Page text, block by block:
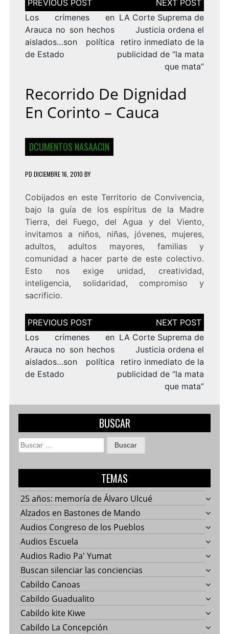
de
entradas
Los crímenes en
Arauca no son hechos
aislados…son política
de Estado
LA Corte Suprema de
Justicia ordena el
retiro inmediato de la
publicidad de “la mata
que mata”
Recorrido De Dignidad
En Corinto – Cauca
DCUMENTOS NASAACIN
PD DICIEMBRE 16, 2010 BY
Cobijados en este Territorio de Convivencia,
bajo la guía de los espíritus de la Madre
Tierra, del Fuego, del Agua y del Viento,
invitamos a niños, niñas, jóvenes, mujeres,
adultos, adultos mayores, familias y
comunidad a hacer parte de este colectivo.
Esto nos exige unidad, creatividad,
inteligencia, solidaridad, compromiso y
sacrificio.
Navegación
de
entradas
Los crímenes en
Arauca no son hechos
aislados…son política
de Estado
LA Corte Suprema de
Justicia ordena el
retiro inmediato de la
publicidad de “la mata
que mata”
BUSCAR
Buscar:
TEMAS
25 años: memoría de Álvaro Ulcué
Alzados en Bastones de Mando
Audios Congreso de los Pueblos
Audios Escuela
Audios Radio Pa' Yumat
Buscan silenciar las conciencias
Cabildo Canoas
Cabildo Guadualito
Cabildo kite Kiwe
Cabildo La Concepción